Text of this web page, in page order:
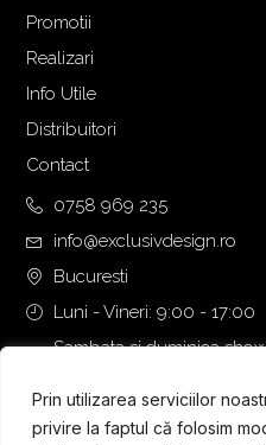
Prin utilizarea serviciilor
privire la faptul că folosim
Promotii
Realizari
Info Utile
Distribuitori
Contact
0758 969 235
info@exclusivdesign.ro
Bucuresti
Luni - Vineri: 9:00 - 17:00
Sambata si duminica